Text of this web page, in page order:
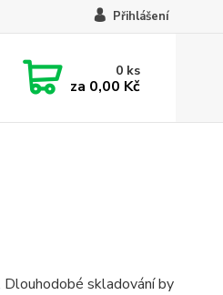
Přihlášení
0 ks
za 0,00 Kč
skladování by